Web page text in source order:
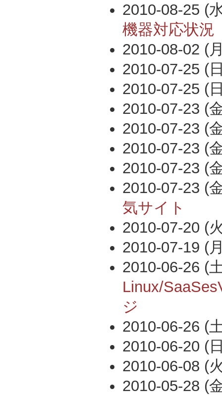
2010-08-25 (
機器対応状況
2010-08-02 (
2010-07-25 (
2010-07-25 (
2010-07-23 (
2010-07-23 (
2010-07-23 (
2010-07-23 (
2010-07-23 (
気サイト
2010-07-20 (
2010-07-19 (
2010-06-26 (
Linux/
ジ
2010-06-26 (
2010-06-20 (
2010-06-08 (
2010-05-28 (